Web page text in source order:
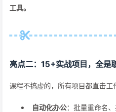
工具。
亮点二：15+实战项目，全是
课程不搞虚的，所有项目都直击工
自动化办公：批量重命名